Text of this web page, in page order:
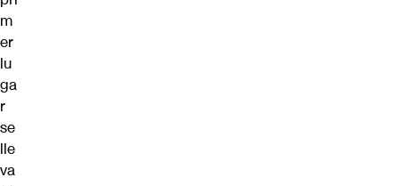
m
er
lu
ga
r
se
lle
va